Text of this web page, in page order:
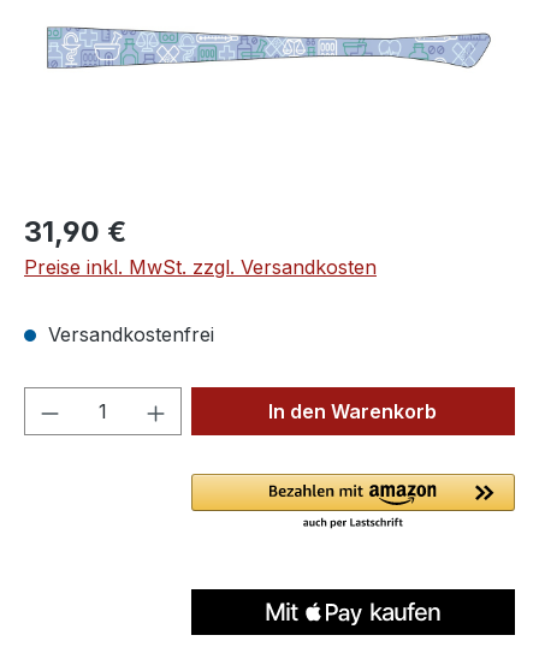
Regulärer Preis:
31,90 €
Preise inkl. MwSt. zzgl. Versandkosten
Versandkostenfrei
Produkt Anzahl: Gib denIn den Warenkorb